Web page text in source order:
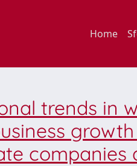
Home
trends in
companies